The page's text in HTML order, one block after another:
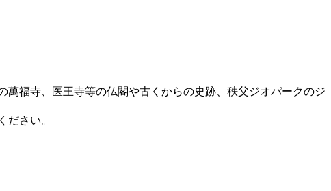
福寺、医王寺等の仏閣や古くからの史跡、秩父ジオパークのジ
ださい。